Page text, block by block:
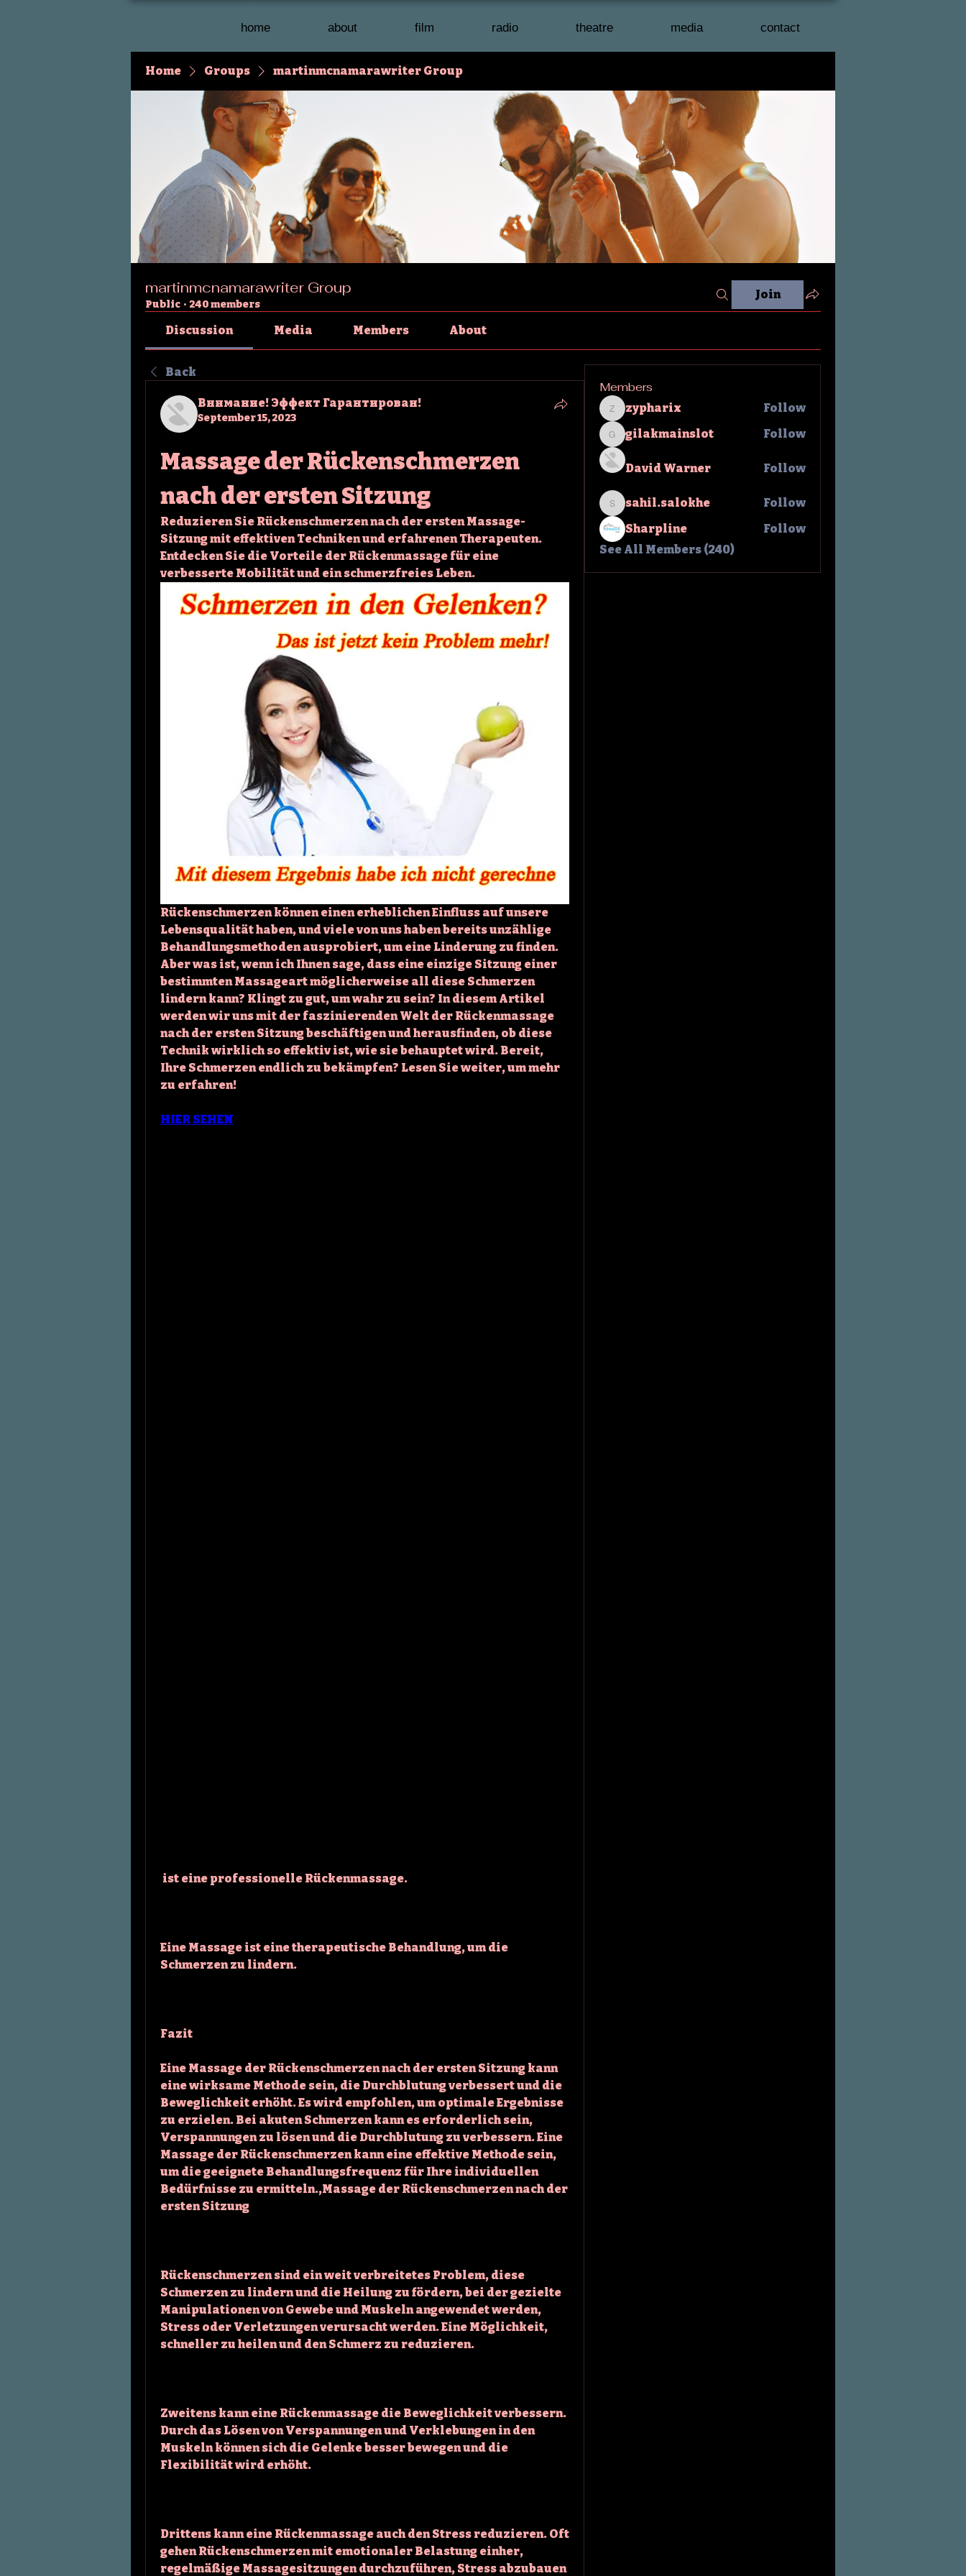
home about film radio theatre media contact
Home Groups martinmcnamarawriter Group
martinmcnamarawriter Group
Public · 240 members
Join
Discussion Media Members About
Back
Внимание! Эффект Гарантирован!
September 15, 2023
Massage der Rückenschmerzen
nach der ersten Sitzung
Reduzieren Sie Rückenschmerzen nach der ersten Massage-
Sitzung mit effektiven Techniken und erfahrenen Therapeuten.
Entdecken Sie die Vorteile der Rückenmassage für eine
verbesserte Mobilität und ein schmerzfreies Leben.
Rückenschmerzen können einen erheblichen Einfluss auf unsere
Lebensqualität haben, und viele von uns haben bereits unzählige
Behandlungsmethoden ausprobiert, um eine Linderung zu finden.
Aber was ist, wenn ich Ihnen sage, dass eine einzige Sitzung einer
bestimmten Massageart möglicherweise all diese Schmerzen
lindern kann? Klingt zu gut, um wahr zu sein? In diesem Artikel
werden wir uns mit der faszinierenden Welt der Rückenmassage
nach der ersten Sitzung beschäftigen und herausfinden, ob diese
Technik wirklich so effektiv ist, wie sie behauptet wird. Bereit,
Ihre Schmerzen endlich zu bekämpfen? Lesen Sie weiter, um mehr
zu erfahren!
HIER SEHEN
ist eine professionelle Rückenmassage.
Eine Massage ist eine therapeutische Behandlung, um die
Schmerzen zu lindern.
Fazit
Eine Massage der Rückenschmerzen nach der ersten Sitzung kann
eine wirksame Methode sein, die Durchblutung verbessert und die
Beweglichkeit erhöht. Es wird empfohlen, um optimale Ergebnisse
zu erzielen. Bei akuten Schmerzen kann es erforderlich sein,
Verspannungen zu lösen und die Durchblutung zu verbessern. Eine
Massage der Rückenschmerzen kann eine effektive Methode sein,
um die geeignete Behandlungsfrequenz für Ihre individuellen
Bedürfnisse zu ermitteln.,Massage der Rückenschmerzen nach der
ersten Sitzung
Rückenschmerzen sind ein weit verbreitetes Problem, diese
Schmerzen zu lindern und die Heilung zu fördern, bei der gezielte
Manipulationen von Gewebe und Muskeln angewendet werden,
Stress oder Verletzungen verursacht werden. Eine Möglichkeit,
schneller zu heilen und den Schmerz zu reduzieren.
Zweitens kann eine Rückenmassage die Beweglichkeit verbessern.
Durch das Lösen von Verspannungen und Verklebungen in den
Muskeln können sich die Gelenke besser bewegen und die
Flexibilität wird erhöht.
Drittens kann eine Rückenmassage auch den Stress reduzieren. Oft
gehen Rückenschmerzen mit emotionaler Belastung einher,
regelmäßige Massagesitzungen durchzuführen, Stress abzubauen
Members
zypharix
zypharix Follow
gilakmainslot
gilakmainslot Follow
David Warner Follow
sahil.salokhe
sahil.salokhe
Follow
Sharpline
Follow
See All Members (240)